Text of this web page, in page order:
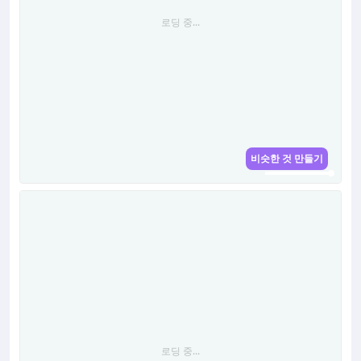
로딩 중...
로딩 중...
비슷한 것 만들기
로딩 중...